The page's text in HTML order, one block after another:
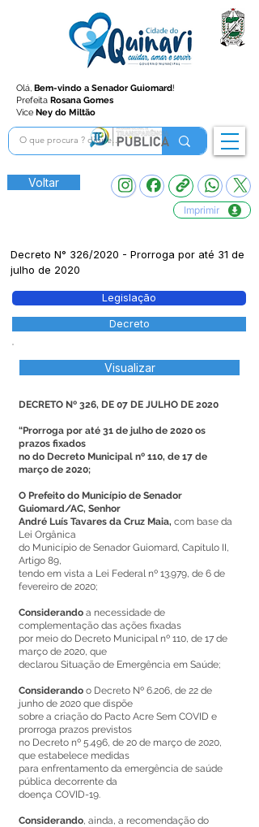
Olá, Bem-vindo a Senador Guiomard!
Prefeita Rosana Gomes
Vice Ney do Miltão
Voltar
Imprimir
Decreto N° 326/2020 - Prorroga por até 31 de
julho de 2020
Legislação
Decreto
Visualizar
DECRETO Nº 326, DE 07 DE JULHO DE 2020
“Prorroga por até 31 de julho de 2020 os
prazos fixados
no do Decreto Municipal nº 110, de 17 de
março de 2020;
O Prefeito do Município de Senador
Guiomard/AC, Senhor
André Luís Tavares da Cruz Maia, com base da
Lei Orgânica
do Município de Senador Guiomard, Capítulo II,
Artigo 89,
tendo em vista a Lei Federal nº 13.979, de 6 de
fevereiro de 2020;
Considerando a necessidade de
complementação das ações fixadas
por meio do Decreto Municipal nº 110, de 17 de
março de 2020, que
declarou Situação de Emergência em Saúde;
Considerando o Decreto Nº 6.206, de 22 de
junho de 2020 que dispõe
sobre a criação do Pacto Acre Sem COVID e
prorroga prazos previstos
no Decreto nº 5.496, de 20 de março de 2020,
que estabelece medidas
para enfrentamento da emergência de saúde
pública decorrente da
doença COVID-19.
Considerando, ainda, a recomendação do